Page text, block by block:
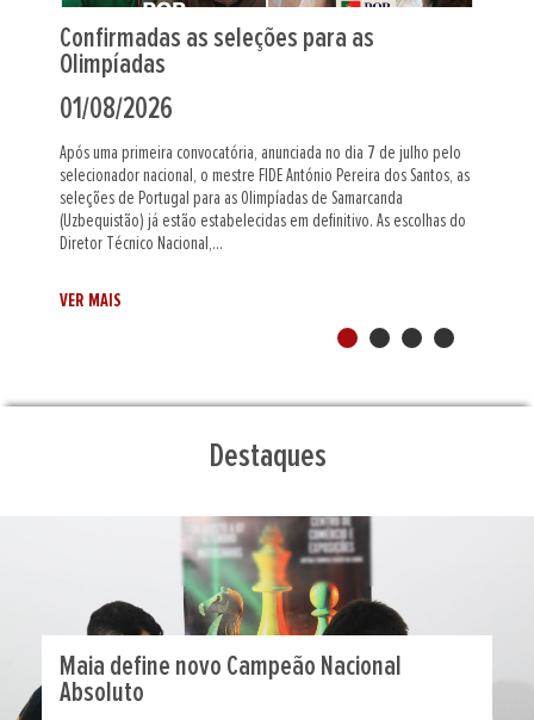
Maia abre semana de xadrez com nacionais
femininos
31/07/2026
No próximo dia 30 de agosto a cidade da Maia, recebe os
Campeonatos Nacionais Femininos de Rápidas e de Semi-Rápidas,
provas individuais que abrem a semana de competições de xadrez
organizada neste recinto e que atribuem dois títulos nacionais na
vertente feminina.Durante o período da manhã...
VER MAIS
Destaques
Xadrez para todos: nasce o Campeonato
Nacional Adaptado